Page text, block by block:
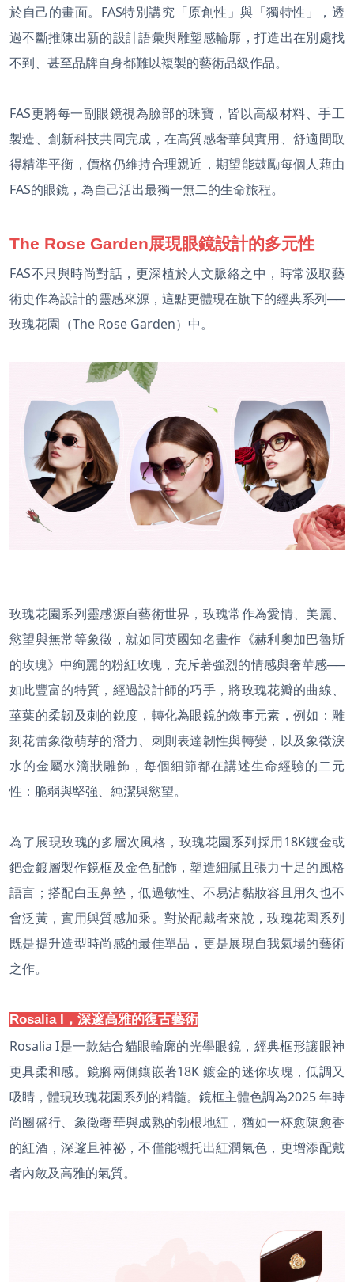
於自己的畫面。FAS特別講究「原創性」與「獨特性」，透
過不斷推陳出新的設計語彙與雕塑感輪廓，打造出在別處找
不到、甚至品牌自身都難以複製的藝術品級作品。
FAS更將每一副眼鏡視為臉部的珠寶，皆以高級材料、手工
製造、創新科技共同完成，在高質感奢華與實用、舒適間取
得精準平衡，價格仍維持合理親近，期望能鼓勵每個人藉由
FAS的眼鏡，為自己活出最獨一無二的生命旅程。
The Rose Garden展現眼鏡設計的多元性
FAS不只與時尚對話，更深植於人文脈絡之中，時常汲取藝
術史作為設計的靈感來源，這點更體現在旗下的經典系列──
玫瑰花園（The Rose Garden）中。
玫瑰花園系列靈感源自藝術世界，玫瑰常作為愛情、美麗、
慾望與無常等象徵，就如同英國知名畫作《赫利奧加巴魯斯
的玫瑰》中絢麗的粉紅玫瑰，充斥著強烈的情感與奢華感──
如此豐富的特質，經過設計師的巧手，將玫瑰花瓣的曲線、
莖葉的柔韌及刺的銳度，轉化為眼鏡的敘事元素，例如：雕
刻花蕾象徵萌芽的潛力、刺則表達韌性與轉變，以及象徵淚
水的金屬水滴狀雕飾，每個細節都在講述生命經驗的二元
性：脆弱與堅強、純潔與慾望。
為了展現玫瑰的多層次風格，玫瑰花園系列採用18K鍍金或
鈀金鍍層製作鏡框及金色配飾，塑造細膩且張力十足的風格
語言；搭配白玉鼻墊，低過敏性、不易沾黏妝容且用久也不
會泛黃，實用與質感加乘。對於配戴者來說，玫瑰花園系列
既是提升造型時尚感的最佳單品，更是展現自我氣場的藝術
之作。
Rosalia I，深邃高雅的復古藝術
Rosalia I是一款結合貓眼輪廓的光學眼鏡，經典框形讓眼神
更具柔和感。鏡腳兩側鑲嵌著18K 鍍金的迷你玫瑰，低調又
吸睛，體現玫瑰花園系列的精髓。鏡框主體色調為2025 年時
尚圈盛行、象徵奢華與成熟的勃根地紅，猶如一杯愈陳愈香
的紅酒，深邃且神祕，不僅能襯托出紅潤氣色，更增添配戴
者內斂及高雅的氣質。